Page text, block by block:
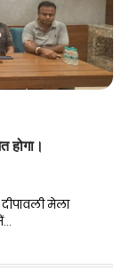
होगा।
मेला